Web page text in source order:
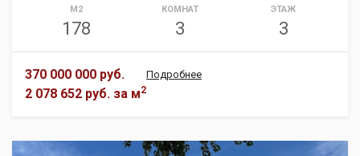
М2
178
КОМНАТ
3
ЭТАЖ
3
370 000 000 руб.
2 078 652 руб. за м2
Подробнее